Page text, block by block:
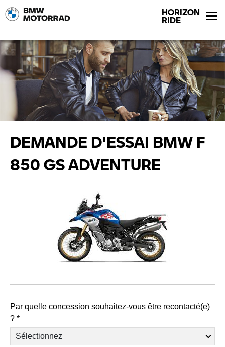
HORIZON
RIDE
DEMANDE D'ESSAI BMW F
850 GS ADVENTURE
Par quelle concession souhaitez-vous être recontacté(e)
? *